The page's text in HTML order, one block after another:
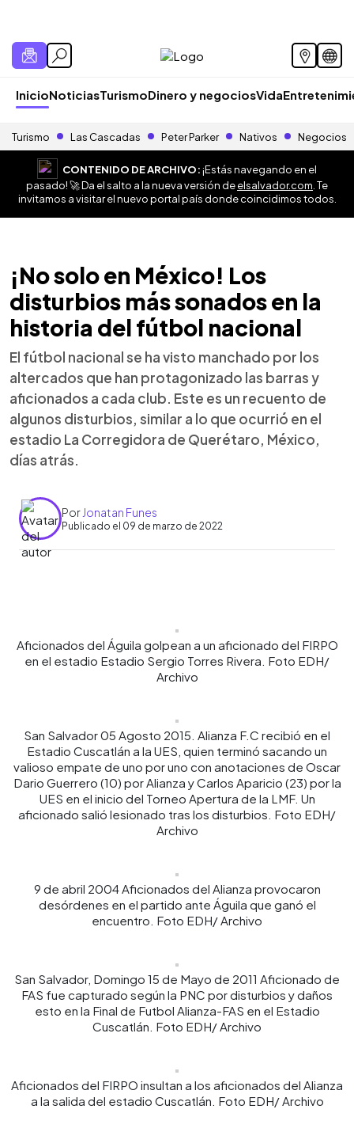
InicioNoticiasTurismoDinero y negociosVida
Turismo Las Cascadas Peter Parker Nativos Negocios
CONTENIDO DE ARCHIVO:¡Estás navegando en el
pasado! 🚀 Da el salto a la nueva versión deelsalvador.com . Te
invitamos a visitar el nuevo portal país donde coincidimos todos.
¡No solo en México! Los
disturbios más sonados en la
historia del fútbol nacional
El fútbol nacional se ha visto manchado por los
altercados que han protagonizado las barras y
aficionados a cada club. Este es un recuento de
algunos disturbios, similar a lo que ocurrió en el
estadio La Corregidora de Querétaro, México,
días atrás.
Por Jonatan Funes
Publicado el 09 de marzo de 2022
Aficionados del Águila golpean a un aficionado del FIRPO
en el estadio Estadio Sergio Torres Rivera. Foto EDH/
Archivo
San Salvador 05 Agosto 2015. Alianza F.C recibió en el
Estadio Cuscatlán a la UES, quien terminó sacando un
valioso empate de uno por uno con anotaciones de Oscar
Dario Guerrero (10) por Alianza y Carlos Aparicio (23) por la
UES en el inicio del Torneo Apertura de la LMF. Un
aficionado salió lesionado tras los disturbios. Foto EDH/
Archivo
9 de abril 2004 Aficionados del Alianza provocaron
desórdenes en el partido ante Águila que ganó el
encuentro. Foto EDH/ Archivo
San Salvador, Domingo 15 de Mayo de 2011 Aficionado de
FAS fue capturado según la PNC por disturbios y daños
esto en la Final de Futbol Alianza-FAS en el Estadio
Cuscatlán. Foto EDH/ Archivo
Aficionados del FIRPO insultan a los aficionados del Alianza
a la salida del estadio Cuscatlán. Foto EDH/ Archivo